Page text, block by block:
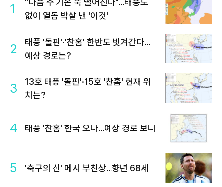
1
"다음 주 기온 뚝 떨어진다"…태풍도
없이 열돔 박살 낸 '이것'
2
태풍 '돌핀'·'찬홈' 한반도 빗겨간다…
예상 경로는?
3
13호 태풍 '돌핀'·15호 '찬홈' 현재 위
치는?
4 태풍 '찬홈' 한국 오나…예상 경로 보니
5 '축구의 신' 메시 부친상…향년 68세